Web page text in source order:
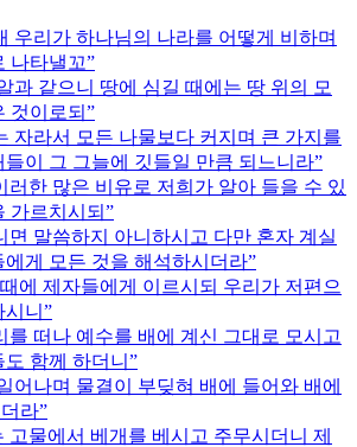
우리가 하나님의 나라를 어떻게 비하며
나타낼꼬
과 같으니 땅에 심길 때에는 땅 위의 모
것이로되
자라서 모든 나물보다 커지며 큰 가지를
들이 그 그늘에 깃들일 만큼 되느니라
러한 많은 비유로 저희가 알아 들을 수 있
가르치시되
면 말씀하지 아니하시고 다만 혼자 계실
에게 모든 것을 해석하시더라
에 제자들에게 이르시되 우리가 저편으
니
를 떠나 예수를 배에 계신 그대로 모시고
함께 하더니
어나며 물결이 부딪혀 배에 들어와 배에
라
고물에서 베개를 베시고 주무시더니 제